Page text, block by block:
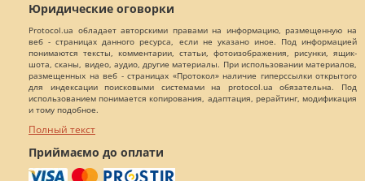
Юридические оговорки
Protocol.ua обладает авторскими правами на информацию, размещенную на
веб - страницах данного ресурса, если не указано иное. Под информацией
понимаются тексты, комментарии, статьи, фотоизображения, рисунки, ящик-
шота, сканы, видео, аудио, другие материалы. При использовании материалов,
размещенных на веб - страницах «Протокол» наличие гиперссылки открытого
для индексации поисковыми системами на protocol.ua обязательна. Под
использованием понимается копирования, адаптация, рерайтинг, модификация
и тому подобное.
Полный текст
Приймаємо до оплати